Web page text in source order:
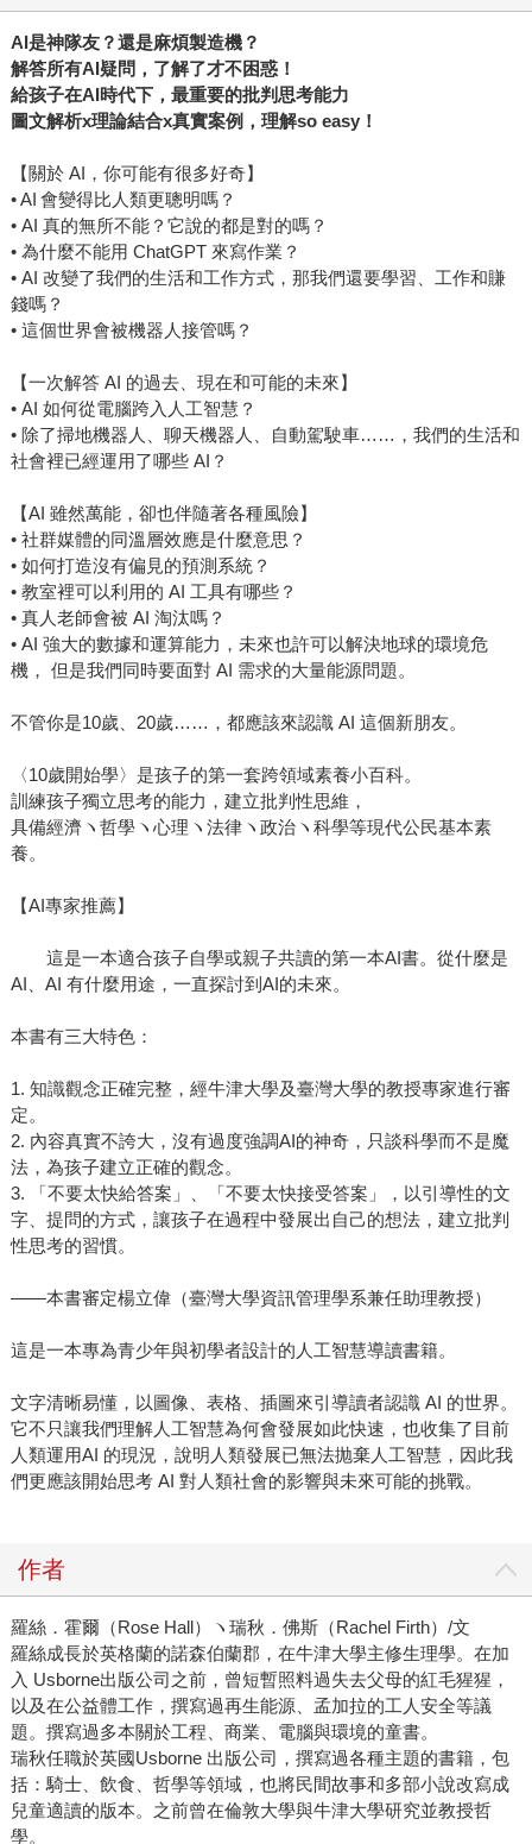
AI是神隊友？還是麻煩製造機？
解答所有AI疑問，了解了才不困惑！
給孩子在AI時代下，最重要的批判思考能力
圖文解析x理論結合x真實案例，理解so easy！
【關於 AI，你可能有很多好奇】
• AI 會變得比人類更聰明嗎？
• AI 真的無所不能？它說的都是對的嗎？
• 為什麼不能用 ChatGPT 來寫作業？
• AI 改變了我們的生活和工作方式，那我們還要學習、工作和賺
錢嗎？
• 這個世界會被機器人接管嗎？
【一次解答 AI 的過去、現在和可能的未來】
• AI 如何從電腦跨入人工智慧？
• 除了掃地機器人、聊天機器人、自動駕駛車……，我們的生活和
社會裡已經運用了哪些 AI？
【AI 雖然萬能，卻也伴隨著各種風險】
• 社群媒體的同溫層效應是什麼意思？
• 如何打造沒有偏見的預測系統？
• 教室裡可以利用的 AI 工具有哪些？
• 真人老師會被 AI 淘汰嗎？
• AI 強大的數據和運算能力，未來也許可以解決地球的環境危
機， 但是我們同時要面對 AI 需求的大量能源問題。
不管你是10歲、20歲……，都應該來認識 AI 這個新朋友。
〈10歲開始學〉是孩子的第一套跨領域素養小百科。
訓練孩子獨立思考的能力，建立批判性思維，
具備經濟ヽ哲學ヽ心理ヽ法律ヽ政治ヽ科學等現代公民基本素
養。
【AI專家推薦】
這是一本適合孩子自學或親子共讀的第一本AI書。從什麼是
AI、AI 有什麼用途，一直探討到AI的未來。
本書有三大特色：
1. 知識觀念正確完整，經牛津大學及臺灣大學的教授專家進行審
定。
2. 內容真實不誇大，沒有過度強調AI的神奇，只談科學而不是魔
法，為孩子建立正確的觀念。
3. 「不要太快給答案」、「不要太快接受答案」，以引導性的文
字、提問的方式，讓孩子在過程中發展出自己的想法，建立批判
性思考的習慣。
——本書審定楊立偉（臺灣大學資訊管理學系兼任助理教授）
這是一本專為青少年與初學者設計的人工智慧導讀書籍。
文字清晰易懂，以圖像、表格、插圖來引導讀者認識 AI 的世界。
它不只讓我們理解人工智慧為何會發展如此快速，也收集了目前
人類運用AI 的現況，說明人類發展已無法抛棄人工智慧，因此我
們更應該開始思考 AI 對人類社會的影響與未來可能的挑戰。
作者
羅絲．霍爾（Rose Hall）ヽ瑞秋．佛斯（Rachel Firth）/文
羅絲成長於英格蘭的諾森伯蘭郡，在牛津大學主修生理學。在加
入 Usborne出版公司之前，曾短暫照料過失去父母的紅毛猩猩，
以及在公益體工作，撰寫過再生能源、孟加拉的工人安全等議
題。撰寫過多本關於工程、商業、電腦與環境的童書。
瑞秋任職於英國Usborne 出版公司，撰寫過各種主題的書籍，包
括：騎士、飲食、哲學等領域，也將民間故事和多部小說改寫成
兒童適讀的版本。之前曾在倫敦大學與牛津大學研究並教授哲
學。